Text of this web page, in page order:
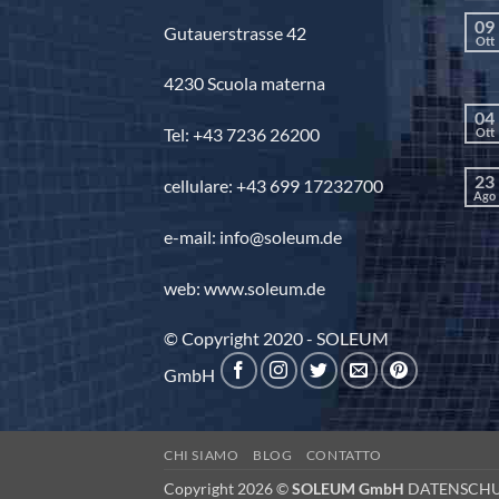
Gutauerstrasse 42
4230 Scuola materna
Tel: +43 7236 26200
cellulare: +43 699 17232700
e-mail: info@soleum.de
web: www.soleum.de
© Copyright 2020 - SOLEUM
GmbH
09
Ott
04
Ott
23
Ago
CHI SIAMO BLOG CONTATTO
Copyright 2026 ©SOLEUM GmbH